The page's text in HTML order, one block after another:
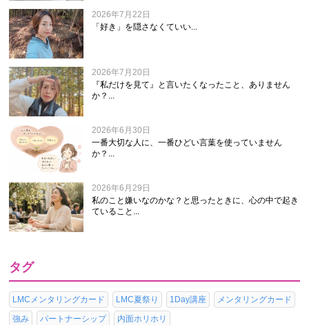
2026年7月22日
「好き」を隠さなくていい...
2026年7月20日
『私だけを見て』と言いたくなったこと、ありません
か？...
2026年6月30日
一番大切な人に、一番ひどい言葉を使っていません
か？...
2026年6月29日
私のこと嫌いなのかな？と思ったときに、心の中で起き
ていること...
タグ
LMCメンタリングカード LMC夏祭り 1Day講座
メンタリングカード
強み
パートナーシップ
内面ホリホリ